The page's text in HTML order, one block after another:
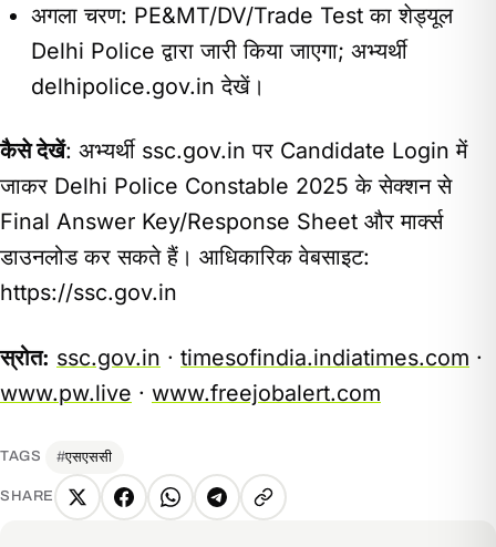
अगला चरण: PE&MT/DV/Trade Test का शेड्यूल
Delhi Police द्वारा जारी किया जाएगा; अभ्यर्थी
delhipolice.gov.in देखें।
कैसे देखें: अभ्यर्थी ssc.gov.in पर Candidate Login में
जाकर Delhi Police Constable 2025 के सेक्शन से
Final Answer Key/Response Sheet और मार्क्स
डाउनलोड कर सकते हैं। आधिकारिक वेबसाइट:
https://ssc.gov.in
स्रोत: ssc.gov.in · timesofindia.indiatimes.com ·
www.pw.live · www.freejobalert.com
TAGS एसएससी
SHARE
X FacebookWhatsApp
Telegram
Copy